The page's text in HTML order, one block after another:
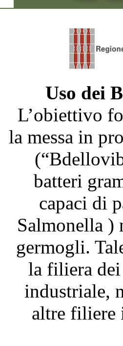
Uso dei
L’obiettivo
la messa in
batteri
capaci di
Salmonella )
germogli.
la filiera
industriale,
altre filiere